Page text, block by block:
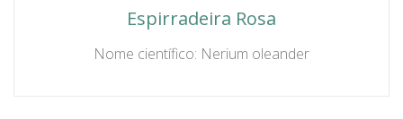
Espirradeira Rosa
Nome científico: Nerium oleander